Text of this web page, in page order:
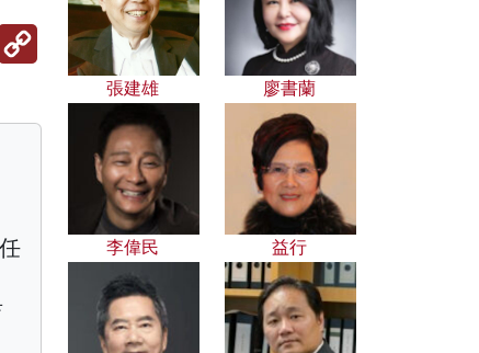
Copy
Link
張建雄 廖書蘭
李偉民 益行